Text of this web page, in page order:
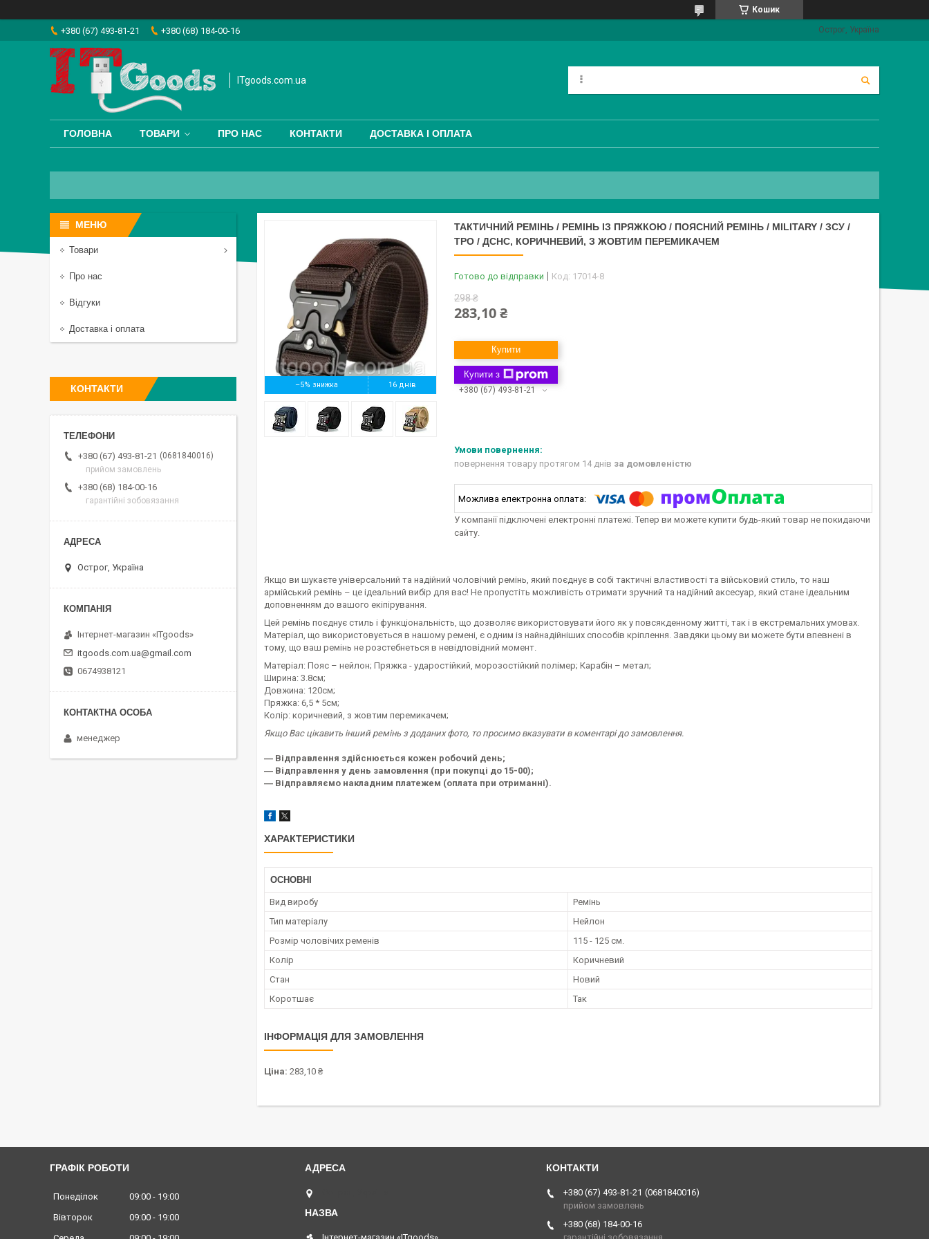
Кошик
+380 (67) 493-81-21 +380 (68) 184-00-16 Острог, Україна
ITgoods.com.ua
ГОЛОВНА ТОВАРИ ПРО НАС КОНТАКТИ ДОСТАВКА І ОПЛАТА
–5% 16 днів
ТАКТИЧНИЙ РЕМІНЬ / РЕМІНЬ ІЗ ПРЯЖКОЮ / ПОЯСНИЙ РЕМІНЬ / MILITARY / ЗСУ /
ТРО / ДСНС, КОРИЧНЕВИЙ, З ЖОВТИМ ПЕРЕМИКАЧЕМ
Готово до відправки Код: 17014-8
298 ₴
283,10 ₴
Купити
Купити з
+380 (67) 493-81-21
повернення товару протягом 14 днів за домовленістю
У компанії підключені електронні платежі. Тепер ви можете купити будь-який товар не покидаючи
сайту.
Якщо ви шукаєте універсальний та надійний чоловічий ремінь, який поєднує в собі тактичні властивості та військовий стиль, то наш
армійський ремінь – це ідеальний вибір для вас! Не пропустіть можливість отримати зручний та надійний аксесуар, який стане ідеальним
доповненням до вашого екіпірування.
Цей ремінь поєднує стиль і функціональність, що дозволяє використовувати його як у повсякденному житті, так і в екстремальних умовах.
Матеріал, що використовується в нашому ремені, є одним із найнадійніших способів кріплення. Завдяки цьому ви можете бути впевнені в
тому, що ваш ремінь не розстебнеться в невідповідний момент.
Матеріал: Пояс – нейлон; Пряжка - ударостійкий, морозостійкий полімер; Карабін – метал;
Ширина: 3.8см;
Довжина: 120см;
Пряжка: 6,5 * 5см;
Колір: коричневий, з жовтим перемикачем;
Якщо Вас цікавить інший ремінь з доданих фото, то просимо вказувати в коментарі до замовлення.
― Відправлення здійснюється кожен робочий день;
― Відправлення у день замовлення (при покупці до 15-00);
― Відправляємо накладним платежем (оплата при отриманні).
ХАРАКТЕРИСТИКИ
ОСНОВНІ
Вид виробу
Ремінь
Тип матеріалу
Нейлон
Розмір чоловічих ременів
115 - 125 см.
Колір
Коричневий
Стан
Новий
Коротшає
Так
ІНФОРМАЦІЯ ДЛЯ ЗАМОВЛЕННЯ
Ціна: 283,10 ₴
Товари
Про нас
Відгуки
Доставка і оплата
КОНТАКТИ
+380 (67) 493-81-21
0681840016
прийом замовлень
+380 (68) 184-00-16
гарантійні зобовязання
Острог, Україна
Інтернет-магазин «ITgoods»
itgoods.com.ua@gmail.com
0674938121
менеджер
ГРАФІК РОБОТИ
Понеділок 09:00
19:00
Вівторок
09:00
19:00
+380 (67) 493-81-21
0681840016
прийом замовлень
+380 (68) 184-00-16